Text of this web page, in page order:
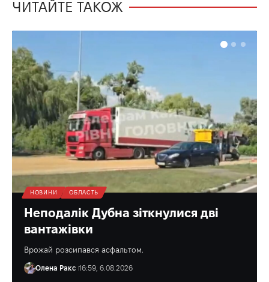
ЧИТАЙТЕ ТАКОЖ
НОВИНИ ОБЛАСТЬ
Неподалік Дубна зіткнулися дві
вантажівки
Врожай розсипався асфальтом.
Олена Ракс 16:59, 6.08.2026